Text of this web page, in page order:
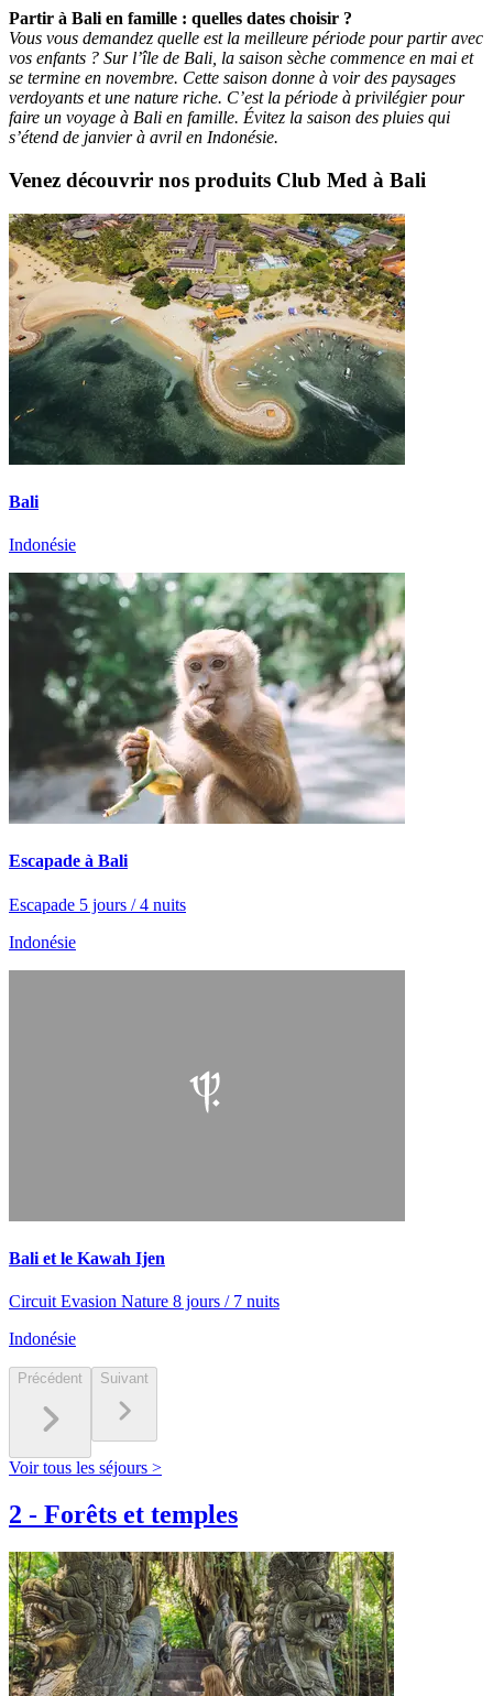
Partir à Bali en famille : quelles dates choisir ?
Vous vous demandez quelle est la meilleure période pour partir avec
vos enfants ? Sur l’île de Bali, la saison sèche commence en mai et
se termine en novembre. Cette saison donne à voir des paysages
verdoyants et une nature riche. C’est la période à privilégier pour
faire un voyage à Bali en famille. Évitez la saison des pluies qui
s’étend de janvier à avril en Indonésie.
Venez découvrir nos produits Club Med à Bali
Bali
Indonésie
Escapade à Bali
Escapade 5 jours / 4 nuits
Indonésie
Bali et le Kawah Ijen
Circuit Evasion Nature 8 jours / 7 nuits
Indonésie
Précédent Suivant
Voir tous les séjours >
2 - Forêts et temples